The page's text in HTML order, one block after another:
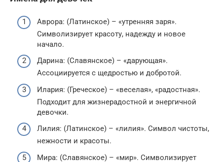
Аврора: (Латинское) – «утренняя заря».
Символизирует красоту, надежду и новое
начало.
Дарина: (Славянское) – «дарующая».
Ассоциируется с щедростью и добротой.
Илария: (Греческое) – «веселая», «радостная».
Подходит для жизнерадостной и энергичной
девочки.
Лилия: (Латинское) – «лилия». Символ чистоты,
нежности и красоты.
Мира: (Славянское) – «мир». Символизирует